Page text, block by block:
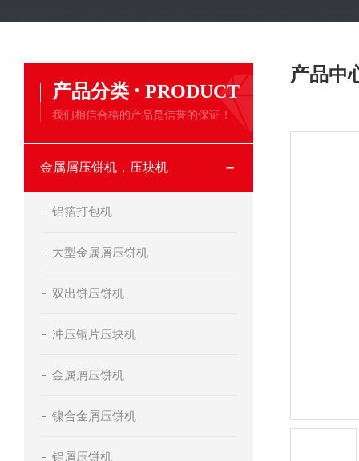
产品分类 · PRODUCT
我们相信合格的产品是信誉的保证！
金属屑压饼机，压块机
铝箔打包机
大型金属屑压饼机
双出饼压饼机
冲压铜片压块机
金属屑压饼机
镍合金屑压饼机
铝屑压饼机
产品中